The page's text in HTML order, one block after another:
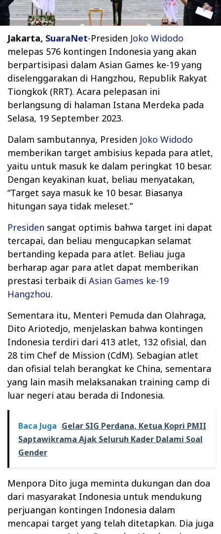
Jakarta, SuaraNet-Presiden Joko Widodo
melepas 576 kontingen Indonesia yang akan
berpartisipasi dalam Asian Games ke-19 yang
diselenggarakan di Hangzhou, Republik Rakyat
Tiongkok (RRT). Acara pelepasan ini
berlangsung di halaman Istana Merdeka pada
Selasa, 19 September 2023.
Dalam sambutannya, Presiden Joko Widodo
memberikan target ambisius kepada para atlet,
yaitu untuk masuk ke dalam peringkat 10 besar.
Dengan keyakinan kuat, beliau menyatakan,
“Target saya masuk ke 10 besar. Biasanya
hitungan saya tidak meleset.”
Presiden sangat optimis bahwa target ini dapat
tercapai, dan beliau mengucapkan selamat
bertanding kepada para atlet. Beliau juga
berharap agar para atlet dapat memberikan
prestasi terbaik di Asian Games ke-19
Hangzhou.
Sementara itu, Menteri Pemuda dan Olahraga,
Dito Ariotedjo, menjelaskan bahwa kontingen
Indonesia terdiri dari 413 atlet, 132 ofisial, dan
28 tim Chef de Mission (CdM). Sebagian atlet
dan ofisial telah berangkat ke China, sementara
yang lain masih melaksanakan training camp di
luar negeri atau berada di Indonesia.
Baca Juga Gelar SIG Perdana, Ketua Kopri PMII
Saptawikrama Ajak Seluruh Kader Dalami Soal
Gender
Menpora Dito juga meminta dukungan dan doa
dari masyarakat Indonesia untuk mendukung
perjuangan kontingen Indonesia dalam
mencapai target yang telah ditetapkan. Dia juga